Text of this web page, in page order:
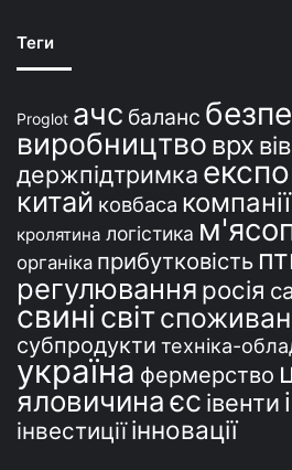
Теги
Proglot ачс баланс
виробництво врх
держпідтримка
китай ковбаса компанії
кролятина логістика
органіка прибутковість
регулювання росія
свині світ
субпродукти техніка-
україна фермерство
яловичинаєс івенти
інвестиції інновації